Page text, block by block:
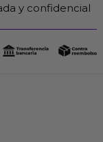
y confidencial